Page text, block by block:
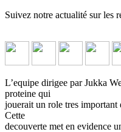
Suivez notre actualité sur les
L’equipe dirigee par Jukka
proteine qui
jouerait un role tres important
Cette
decouverte met en evidence